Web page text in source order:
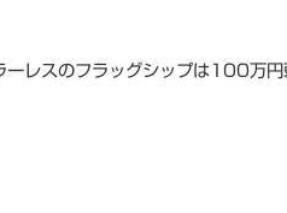
レスのフラッグシップは100万円